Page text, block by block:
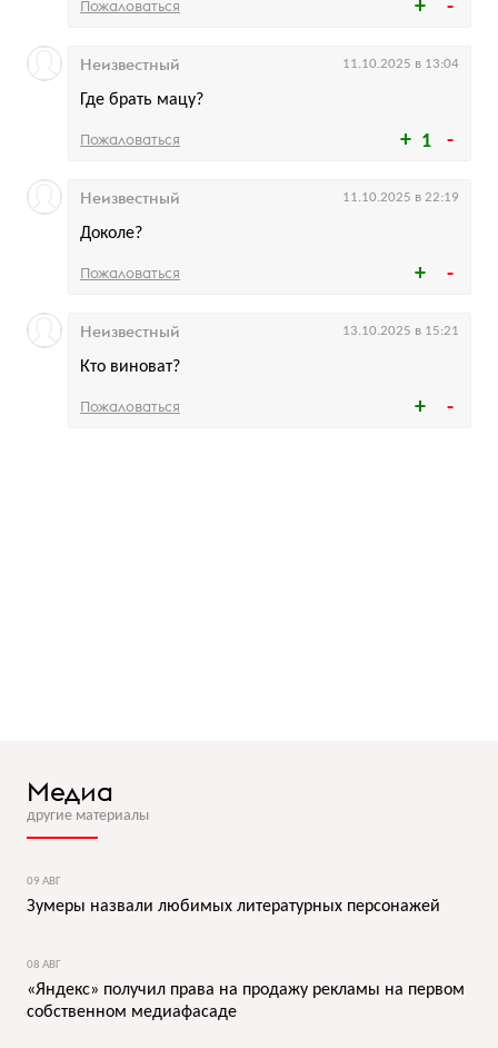
Пожаловаться
1
Где брать мацу?
Неизвестный 11.10.2025 в 13:04
Пожаловаться
Доколе?
Неизвестный 11.10.2025 в 22:19
Пожаловаться
Кто виноват?
Неизвестный 13.10.2025 в 15:21
Пожаловаться
Медиа
другие материалы
09 АВГ
Зумеры назвали любимых литературных персонажей
08 АВГ
«Яндекс» получил права на продажу рекламы на первом
собственном медиафасаде